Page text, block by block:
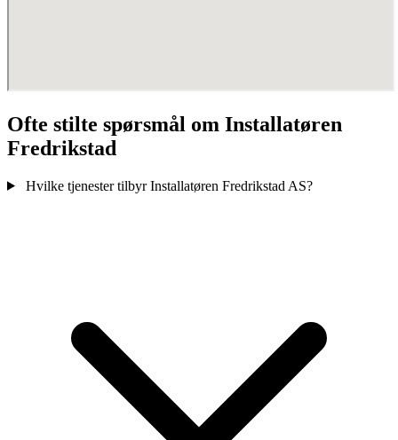
Ofte stilte spørsmål om Installatøren
Fredrikstad
Hvilke tjenester tilbyr Installatøren Fredrikstad AS?